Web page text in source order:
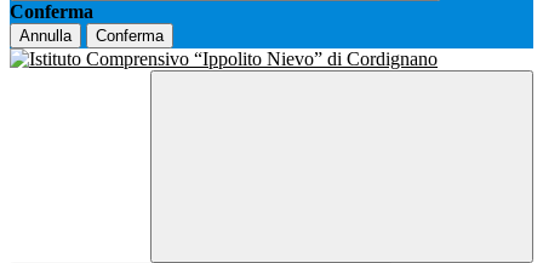
Conferma
Annulla Conferma